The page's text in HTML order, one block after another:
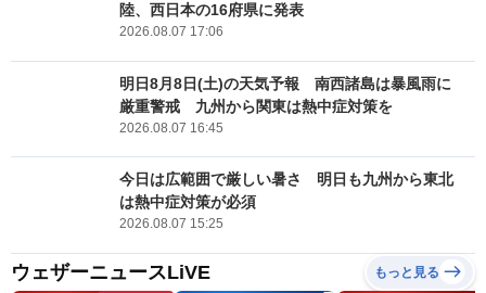
陸、西日本の16府県に発表
2026.08.07 17:06
明日8月8日(土)の天気予報 南西諸島は暴風雨に
厳重警戒 九州から関東は熱中症対策を
2026.08.07 16:45
今日は広範囲で厳しい暑さ 明日も九州から東北
は熱中症対策が必須
2026.08.07 15:25
ウェザーニュースLiVE もっと見る